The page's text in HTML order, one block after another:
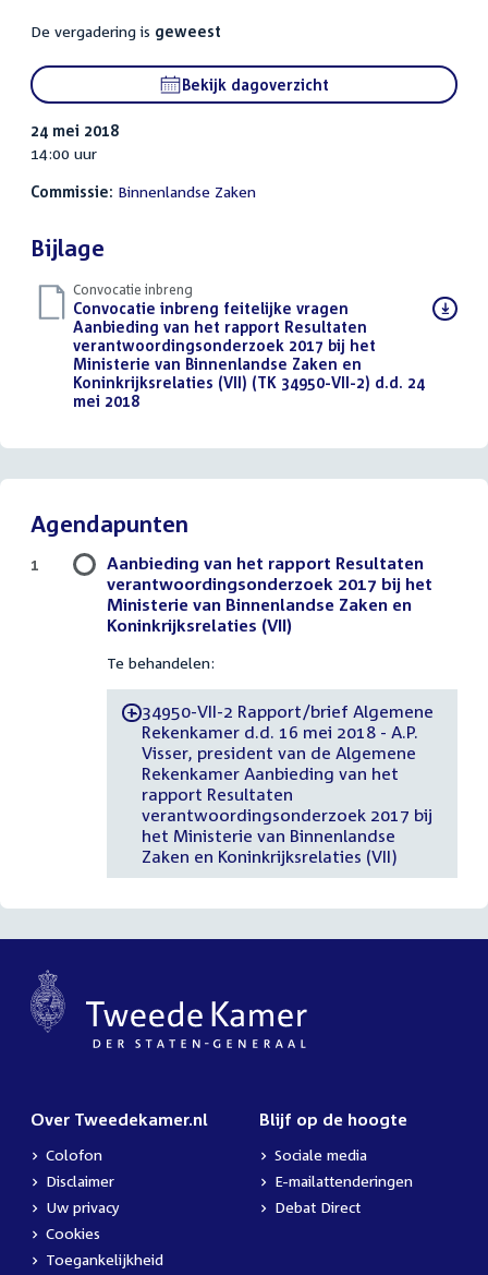
De vergadering is geweest
Bekijk dagoverzicht
24 mei 2018
14:00 uur
Commissie: Binnenlandse Zaken
Bijlage
Convocatie inbreng
Download
bestand:
Convocatie inbreng feitelijke vragen
Aanbieding van het rapport Resultaten
verantwoordingsonderzoek 2017 bij het
Ministerie van Binnenlandse Zaken en
Koninkrijksrelaties (VII) (TK 34950-VII-2) d.d. 24
mei 2018(PDF)
Agendapunten
Aanbieding van het rapport Resultaten
verantwoordingsonderzoek 2017 bij het
Ministerie van Binnenlandse Zaken en
Koninkrijksrelaties (VII)
Te behandelen:
-34950-VII-2 Rapport/brief Algemene
Rekenkamer d.d. 16 mei 2018 - A.P.
Visser, president van de Algemene
Rekenkamer Aanbieding van het
rapport Resultaten
verantwoordingsonderzoek 2017 bij
het Ministerie van Binnenlandse
Zaken en Koninkrijksrelaties (VII)
1
Over Tweedekamer.nl
Colofon
Disclaimer
Uw privacy
Cookies
Toegankelijkheid
Blijf op de hoogte
Sociale media
E-mailattenderingen
Debat Direct